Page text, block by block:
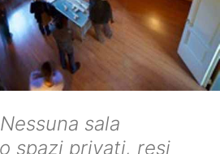
sala
spazi privati, resi